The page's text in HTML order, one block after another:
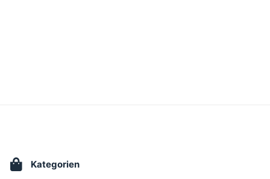
Kategorien